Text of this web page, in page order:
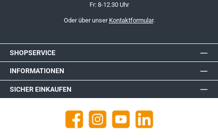
Fr: 8-12.30 Uhr
Oder über unser Kontaktformular.
SHOPSERVICE
INFORMATIONEN
SICHER EINKAUFEN
Facebook Instagram YouTube https://de.linkedin.com/company/